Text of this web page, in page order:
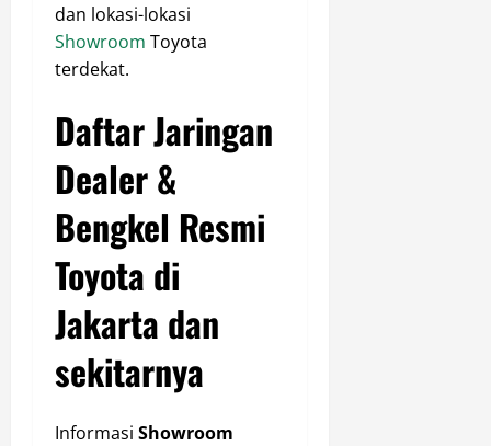
dan lokasi-lokasi
Showroom Toyota
terdekat.
Daftar Jaringan
Dealer &
Bengkel Resmi
Toyota di
Jakarta dan
sekitarnya
Informasi Showroom